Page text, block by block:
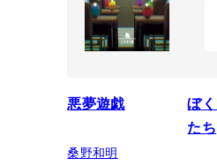
悪夢遊戯
桑野和明
ぼ
たち